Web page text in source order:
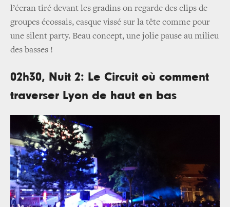
l’écran tiré devant les gradins on regarde des clips de
groupes écossais, casque vissé sur la tête comme pour
une silent party. Beau concept, une jolie pause au milieu
des basses !
02h30, Nuit 2: Le Circuit où comment
traverser Lyon de haut en bas